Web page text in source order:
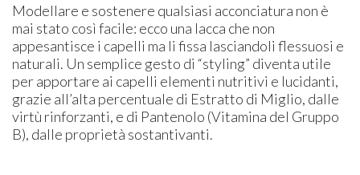
Modellare e sostenere qualsiasi acconciatura non è
mai stato così facile: ecco una lacca che non
appesantisce i capelli ma li fissa lasciandoli flessuosi e
naturali. Un semplice gesto di “styling” diventa utile
per apportare ai capelli elementi nutritivi e lucidanti,
grazie all’alta percentuale di Estratto di Miglio, dalle
virtù rinforzanti, e di Pantenolo (Vitamina del Gruppo
B), dalle proprietà sostantivanti.